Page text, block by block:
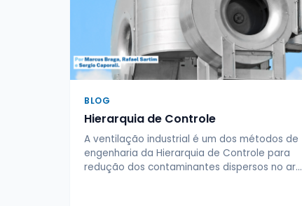
BLOG
Hierarquia de Controle
A ventilação industrial é um dos métodos de
engenharia da Hierarquia de Controle para
redução dos contaminantes dispersos no ar…